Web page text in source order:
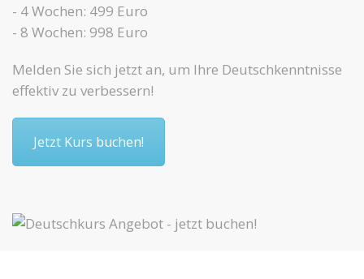
- 4 Wochen: 499 Euro
- 8 Wochen: 998 Euro
Melden Sie sich jetzt an, um Ihre Deutschkenntnisse
effektiv zu verbessern!
Jetzt Kurs buchen!